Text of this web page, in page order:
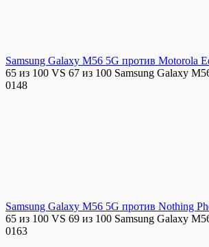
Samsung Galaxy M56 5G против Motorola
65 из 100 VS 67 из 100 Samsung Galaxy
0148
Samsung Galaxy M56 5G против Nothing
65 из 100 VS 69 из 100 Samsung Galaxy
0163